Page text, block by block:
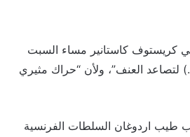
كريستوف كاستانير مساء السبت
لتصاعد العنف”، ولأن “حراك مثيري
طيب اردوغان السلطات الفرنسية